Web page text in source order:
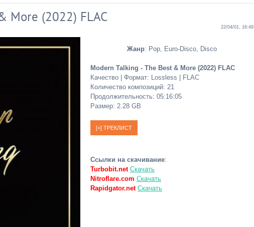
More (2022) FLAC
22/04/01, 16:49
Жанр: Pop, Euro-Disco, Disco
Modern Talking - The Best & More (2022) FLAC
Качество | Формат: Lossless | FLAC
Количество композиций: 21
Продолжительность: 05:16:05
Размер: 2.28 GB
Ссылки на скачивание:
Turbobit.net Скачать
Nitroflare.com Скачать
Rapidgator.net Скачать